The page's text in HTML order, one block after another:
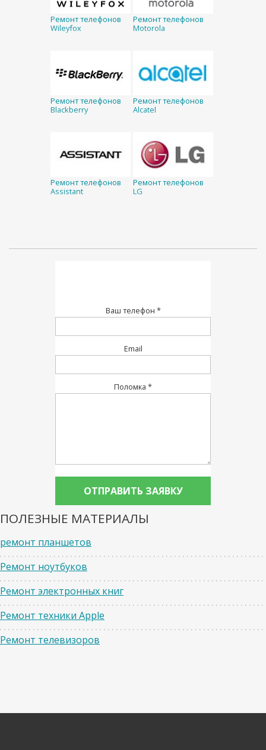
Ремонт телефонов
Wileyfox
Ремонт телефонов
Motorola
Ремонт телефонов
Blackberry
Ремонт телефонов
Alcatel
Ремонт телефонов
Assistant
Ремонт телефонов
LG
Ваш телефон *
Email
Поломка *
ПОЛЕЗНЫЕ МАТЕРИАЛЫ
ремонт планшетов
Ремонт ноутбуков
Ремонт электронных книг
Ремонт техники Apple
Ремонт телевизоров